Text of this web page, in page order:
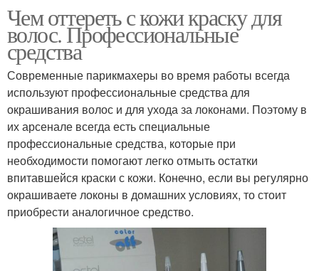
Чем оттереть с кожи краску для
волос. Профессиональные
средства
Современные парикмахеры во время работы всегда
используют профессиональные средства для
окрашивания волос и для ухода за локонами. Поэтому в
их арсенале всегда есть специальные
профессиональные средства, которые при
необходимости помогают легко отмыть остатки
впитавшейся краски с кожи. Конечно, если вы регулярно
окрашиваете локоны в домашних условиях, то стоит
приобрести аналогичное средство.